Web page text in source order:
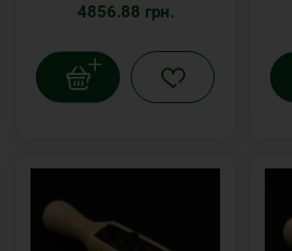
4856.88 грн.